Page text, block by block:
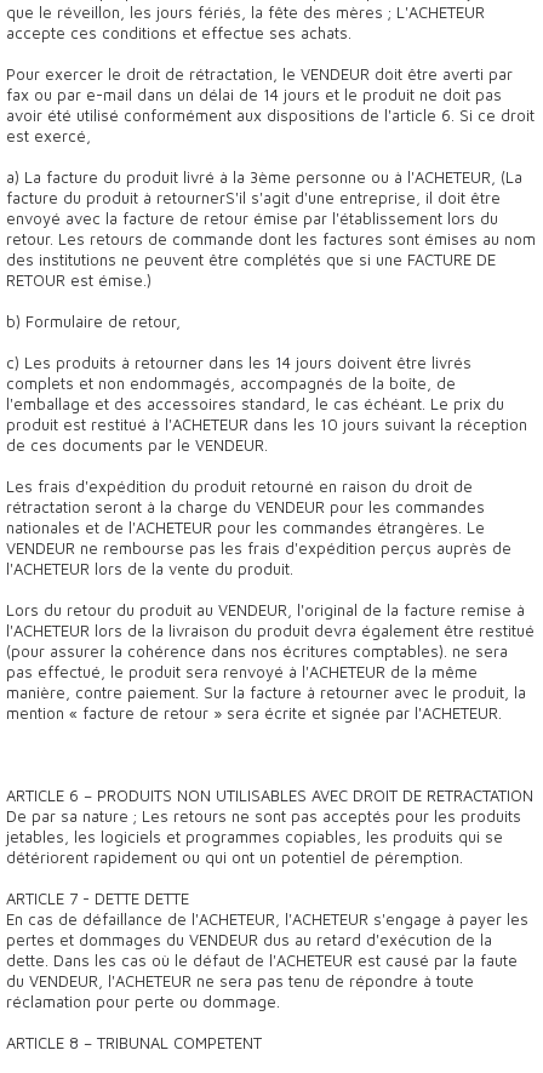
que le réveillon, les jours fériés, la fête des mères ; L'ACHETEUR
accepte ces conditions et effectue ses achats.
Pour exercer le droit de rétractation, le VENDEUR doit être averti par
fax ou par e-mail dans un délai de 14 jours et le produit ne doit pas
avoir été utilisé conformément aux dispositions de l'article 6. Si ce droit
est exercé,
a) La facture du produit livré à la 3ème personne ou à l'ACHETEUR, (La
facture du produit à retournerS'il s'agit d'une entreprise, il doit être
envoyé avec la facture de retour émise par l'établissement lors du
retour. Les retours de commande dont les factures sont émises au nom
des institutions ne peuvent être complétés que si une FACTURE DE
RETOUR est émise.)
b) Formulaire de retour,
c) Les produits à retourner dans les 14 jours doivent être livrés
complets et non endommagés, accompagnés de la boîte, de
l'emballage et des accessoires standard, le cas échéant. Le prix du
produit est restitué à l'ACHETEUR dans les 10 jours suivant la réception
de ces documents par le VENDEUR.
Les frais d'expédition du produit retourné en raison du droit de
rétractation seront à la charge du VENDEUR pour les commandes
nationales et de l'ACHETEUR pour les commandes étrangères. Le
VENDEUR ne rembourse pas les frais d'expédition perçus auprès de
l'ACHETEUR lors de la vente du produit.
Lors du retour du produit au VENDEUR, l'original de la facture remise à
l'ACHETEUR lors de la livraison du produit devra également être restitué
(pour assurer la cohérence dans nos écritures comptables). ne sera
pas effectué, le produit sera renvoyé à l'ACHETEUR de la même
manière, contre paiement. Sur la facture à retourner avec le produit, la
mention « facture de retour » sera écrite et signée par l'ACHETEUR.
ARTICLE 6 – PRODUITS NON UTILISABLES AVEC DROIT DE RETRACTATION
De par sa nature ; Les retours ne sont pas acceptés pour les produits
jetables, les logiciels et programmes copiables, les produits qui se
détériorent rapidement ou qui ont un potentiel de péremption.
ARTICLE 7 - DETTE DETTE
En cas de défaillance de l'ACHETEUR, l'ACHETEUR s'engage à payer les
pertes et dommages du VENDEUR dus au retard d'exécution de la
dette. Dans les cas où le défaut de l'ACHETEUR est causé par la faute
du VENDEUR, l'ACHETEUR ne sera pas tenu de répondre à toute
réclamation pour perte ou dommage.
ARTICLE 8 – TRIBUNAL COMPETENT